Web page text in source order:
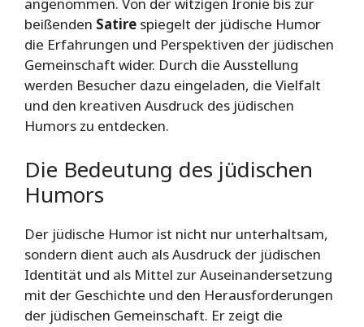
angenommen. Von der witzigen Ironie bis zur
beißenden Satire spiegelt der jüdische Humor
die Erfahrungen und Perspektiven der jüdischen
Gemeinschaft wider. Durch die Ausstellung
werden Besucher dazu eingeladen, die Vielfalt
und den kreativen Ausdruck des jüdischen
Humors zu entdecken.
Die Bedeutung des jüdischen
Humors
Der jüdische Humor ist nicht nur unterhaltsam,
sondern dient auch als Ausdruck der jüdischen
Identität und als Mittel zur Auseinandersetzung
mit der Geschichte und den Herausforderungen
der jüdischen Gemeinschaft. Er zeigt die